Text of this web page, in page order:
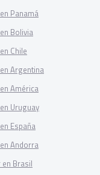
Panamá
Bolivia
Chile
Argentina
América
Uruguay
España
Andorra
en Brasil